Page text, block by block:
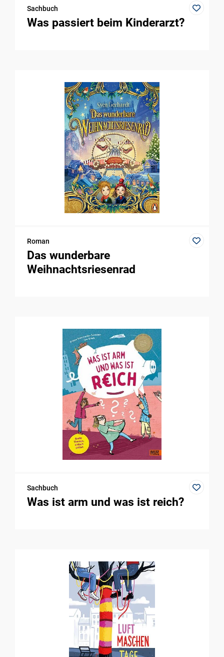
Sachbuch
Was passiert beim Kinderarzt?
Roman
Das wunderbare
Weihnachtsriesenrad
Sachbuch
Was ist arm und was ist reich?